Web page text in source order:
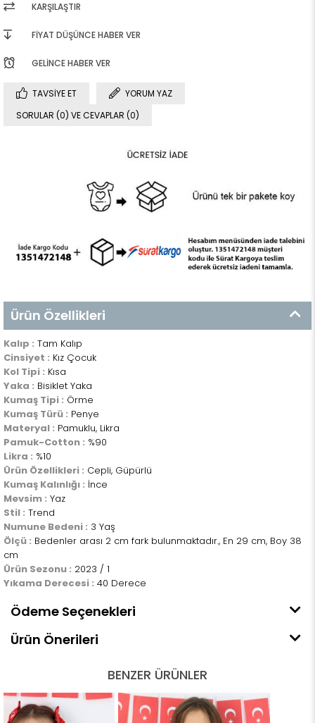
KARŞILAŞTIR
FIYAT DÜŞÜNCE HABER VER
GELINCE HABER VER
TAVSIYE ET
YORUM YAZ
SORULAR (0) VE CEVAPLAR (0)
Ürün Özellikleri
Kalıp : Tam Kalıp
Cinsiyet : Kız Çocuk
Kol Tipi : Kısa
Yaka : Bisiklet Yaka
Kumaş Tipi : Örme
Kumaş Türü : Penye
Materyal : Pamuklu, Likra
Pamuk-Cotton : %90
Likra : %10
Ürün Özellikleri : Cepli, Güpürlü
Kumaş Kalınlığı : İnce
Mevsim : Yaz
Stil : Trend
Numune Bedeni : 3 Yaş
Ölçü : Bedenler arası 2 cm fark bulunmaktadır., En 29 cm, Boy 38
cm
Ürün Sezonu : 2023 / 1
Yıkama Derecesi : 40 Derece
Ödeme Seçenekleri
Ürün Önerileri
BENZER ÜRÜNLER